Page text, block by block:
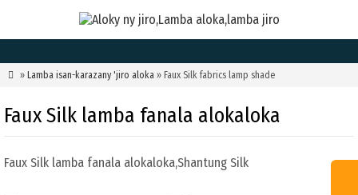
 » Lamba isan-karazany 'jiro aloka » Faux Silk fabrics lamp shade
Faux Silk lamba fanala alokaloka
Faux Silk lamba fanala alokaloka,Shantung Silk